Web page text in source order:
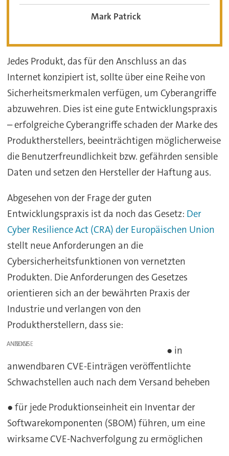
Mark Patrick
Jedes Produkt, das für den Anschluss an das
Internet konzipiert ist, sollte über eine Reihe von
Sicherheitsmerkmalen verfügen, um Cyberangriffe
abzuwehren. Dies ist eine gute Entwicklungspraxis
– erfolgreiche Cyberangriffe schaden der Marke des
Produktherstellers, beeinträchtigen möglicherweise
die Benutzerfreundlichkeit bzw. gefährden sensible
Daten und setzen den Hersteller der Haftung aus.
Abgesehen von der Frage der guten
Entwicklungspraxis ist da noch das Gesetz: Der
Cyber Resilience Act (CRA) der Europäischen Union
stellt neue Anforderungen an die
Cybersicherheitsfunktionen von vernetzten
Produkten. Die Anforderungen des Gesetzes
orientieren sich an der bewährten Praxis der
Industrie und verlangen von den
Produktherstellern, dass sie:
ANZEIGE
● in
anwendbaren CVE-Einträgen veröffentlichte
Schwachstellen auch nach dem Versand beheben
● für jede Produktionseinheit ein Inventar der
Softwarekomponenten (SBOM) führen, um eine
wirksame CVE-Nachverfolgung zu ermöglichen